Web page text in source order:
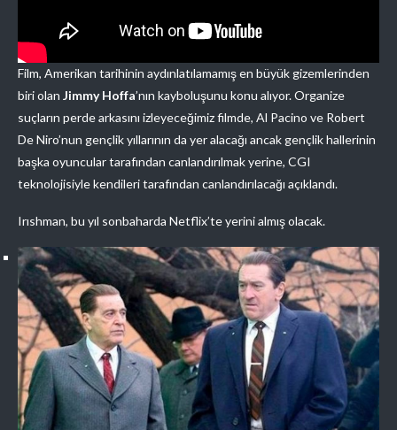
Film, Amerikan tarihinin aydınlatılamamış en büyük gizemlerinden
biri olan Jimmy Hoffa’nın kayboluşunu konu alıyor. Organize
suçların perde arkasını izleyeceğimiz filmde, Al Pacino ve Robert
De Niro’nun gençlik yıllarının da yer alacağı ancak gençlik hallerinin
başka oyuncular tarafından canlandırılmak yerine, CGI
teknolojisiyle kendileri tarafından canlandırılacağı açıklandı.
Irıshman, bu yıl sonbaharda Netflix’te yerini almış olacak.